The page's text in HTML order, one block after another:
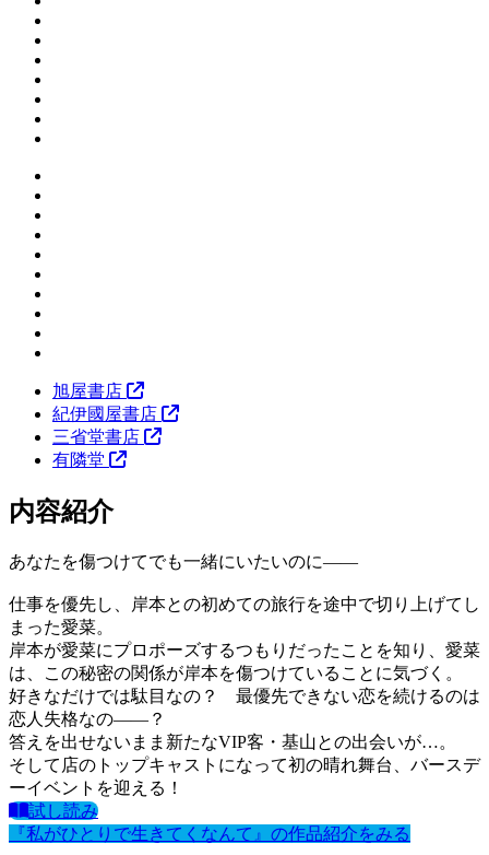
旭屋書店
紀伊國屋書店
三省堂書店
有隣堂
内容紹介
あなたを傷つけてでも一緒にいたいのに――
仕事を優先し、岸本との初めての旅行を途中で切り上げてし
まった愛菜。
岸本が愛菜にプロポーズするつもりだったことを知り、愛菜
は、この秘密の関係が岸本を傷つけていることに気づく。
好きなだけでは駄目なの？ 最優先できない恋を続けるのは
恋人失格なの――？
答えを出せないまま新たなVIP客・基山との出会いが…。
そして店のトップキャストになって初の晴れ舞台、バースデ
ーイベントを迎える！
試し読み
『私がひとりで生きてくなんて』の作品紹介をみる